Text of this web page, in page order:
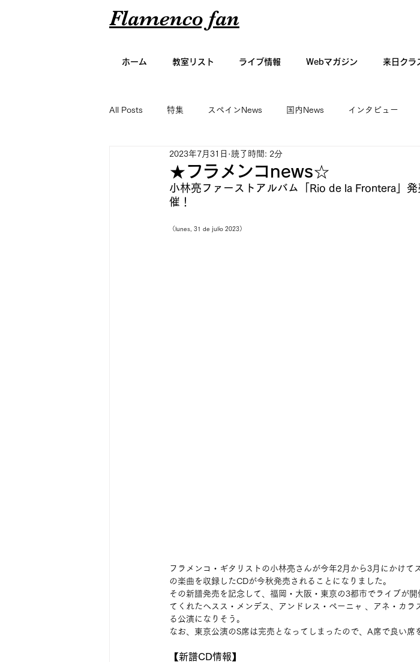
Flamenco fan
ホーム 教室リスト ライブ情報 Webマガジン 来日クラ
All Posts 特集 スペインNews 国内News インタビュー
アーティスト名鑑 エッセイ
★フラメンコnews☆
2023年7月31日 読了時間: 2分
小林亮ファーストアルバム「Rio de la Frontera」
催！
（lunes, 31 de julio 2023）
フラメンコ・ギタリストの小林亮さんが今年2月から3月にかけて
の楽曲を収録したCDが今秋発売されることになりました。
その新譜発売を記念して、福岡・大阪・東京の3都市でライブが
てくれたヘスス・メンデス、アンドレス・ペーニャ 、アネ・カ
る公演になりそう。
なお、東京公演のS席は完売となってしまったので、A席で良い席
【新譜CD情報】